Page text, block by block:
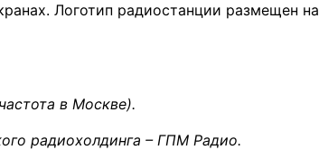
Логотип радиостанции размещен на
в Москве).
радиохолдинга – ГПМ Радио.